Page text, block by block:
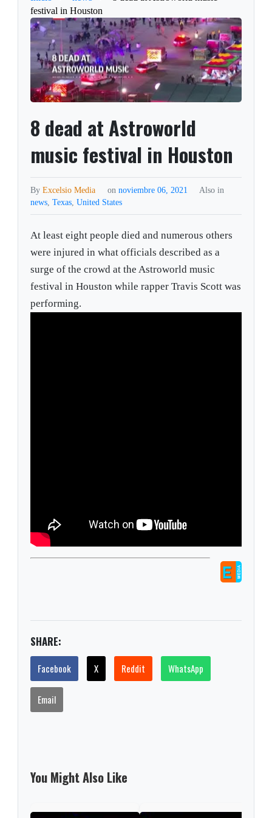
festival in Houston
8 dead at Astroworld
music festival in Houston
ByExcelsio Media on noviembre 06, 2021
Also in
news,Texas,United States
At least eight people died and numerous others
were injured in what officials described as a
surge of the crowd at the Astroworld music
festival in Houston while rapper Travis Scott was
performing.
SHARE:
Facebook X Reddit WhatsApp
Email
You Might Also Like